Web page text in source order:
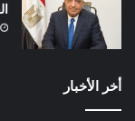
أخر الأخبار